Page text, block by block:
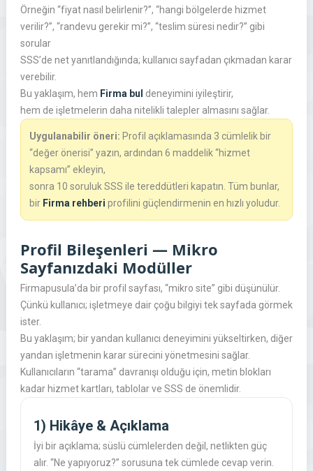
Örneğin “fiyat nasıl belirlenir?”, “hangi bölgelerde hizmet
verilir?”, “randevu gerekir mi?”, “teslim süresi nedir?” gibi
sorular
SSS’de net yanıtlandığında; kullanıcı sayfadan çıkmadan karar
verebilir.
Bu yaklaşım, hem Firma bul deneyimini iyileştirir,
hem de işletmelerin daha nitelikli talepler almasını sağlar.
Uygulanabilir öneri: Profil açıklamasında 3 cümlelik bir
“değer önerisi” yazın, ardından 6 maddelik “hizmet
kapsamı” ekleyin,
sonra 10 soruluk SSS ile tereddütleri kapatın. Tüm bunlar,
bir Firma rehberi profilini güçlendirmenin en hızlı yoludur.
Profil Bileşenleri — Mikro
Sayfanızdaki Modüller
Firmapusula’da bir profil sayfası, “mikro site” gibi düşünülür.
Çünkü kullanıcı; işletmeye dair çoğu bilgiyi tek sayfada görmek
ister.
Bu yaklaşım; bir yandan kullanıcı deneyimini yükseltirken, diğer
yandan işletmenin karar sürecini yönetmesini sağlar.
Kullanıcıların “tarama” davranışı olduğu için, metin blokları
kadar hizmet kartları, tablolar ve SSS de önemlidir.
1) Hikâye & Açıklama
İyi bir açıklama; süslü cümlelerden değil, netlikten güç
alır. “Ne yapıyoruz?” sorusuna tek cümlede cevap verin.